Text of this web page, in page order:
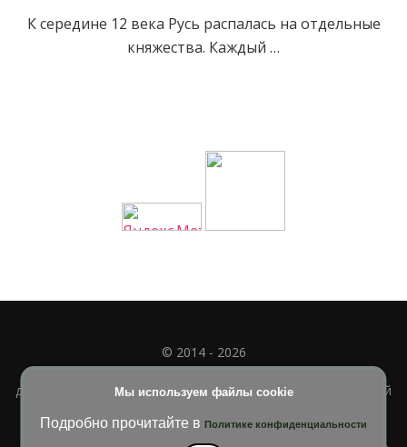
К середине 12 века Русь распалась на отдельные
княжества. Каждый …
Мы используем файлы cookie
Подробно прочитайте в Политике конфиденциальности
© 2014 - 2026
Полное или частичное использование материала
допускается только при наличии активной и индексируемой